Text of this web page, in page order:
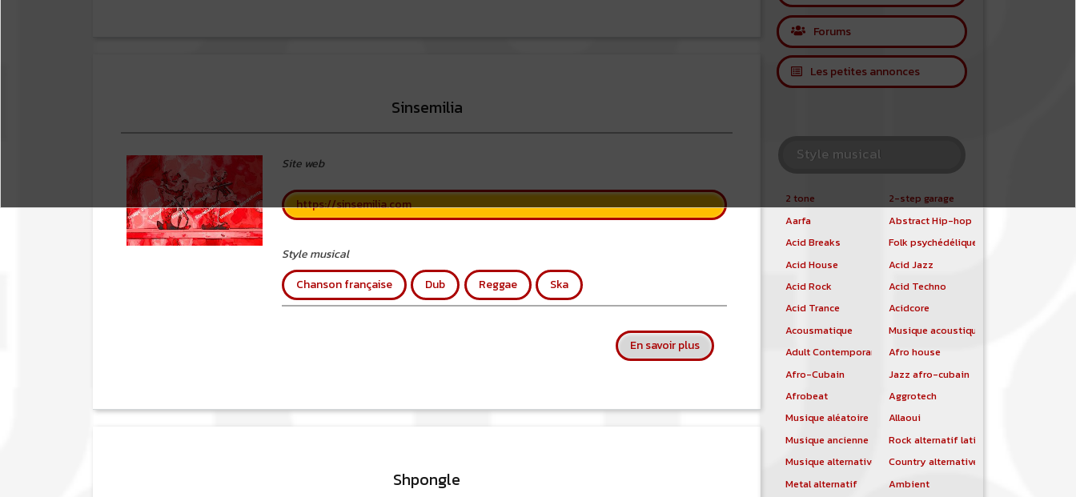
Sinsemilia
Site web
https://sinsemilia.com
Style musical
Chanson française
Dub Reggae Ska
En savoir plussur Sinsemilia
Shpongle
Forums
Les petites annonces
Style musical
2 tone
2-step garage
Aarfa
Abstract Hip-hop
Acid Breaks
Folk psychédélique
Acid House
Acid Jazz
Acid Rock
Acid Techno
Acid Trance
Acidcore
Acousmatique
Musique acoustique
Adult Contemporary
Afro house
Afro-Cubain
Jazz afro-cubain
Afrobeat
Aggrotech
Musique aléatoire
Allaoui
Musique ancienne
Rock alternatif latino
Musique alternative
Country alternative
Metal alternatif
Ambient